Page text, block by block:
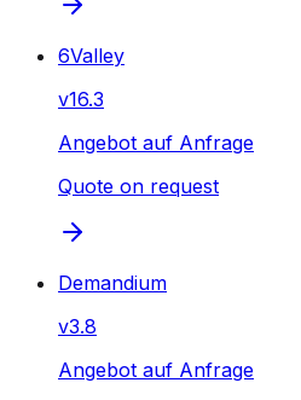
6Valley
v16.3
Angebot auf Anfrage
Quote on request
Demandium
v3.8
Angebot auf Anfrage